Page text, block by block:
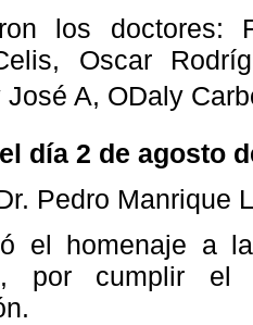
los doctores:
Oscar
A, ODaly
día 2 de agosto
Pedro Manrique
el homenaje a
por cumplir el